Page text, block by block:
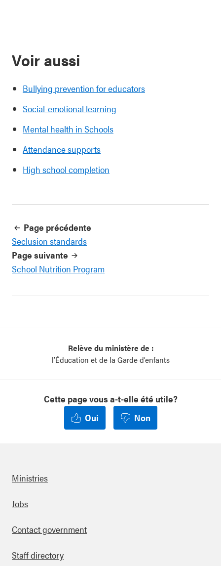
Voir aussi
Bullying prevention for educators
Social-emotional learning
Mental health in Schools
Attendance supports
High school completion
Page précédente
Seclusion standards
Page suivante
School Nutrition Program
Relève du ministère de :
l’Éducation et de la Garde d’enfants
Cette page vous a-t-elle été utile?
Oui
Non
Footer
Ministries
Jobs
Contact government
Staff directory